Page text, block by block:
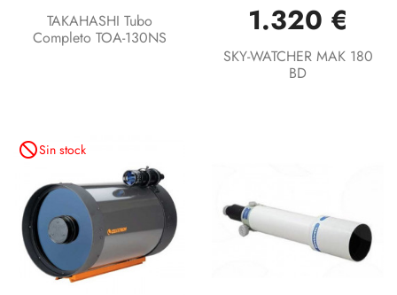
TAKAHASHI Tubo
Completo TOA-130NS
1.320 €
SKY-WATCHER MAK 180
BD
not_interestedSin stock